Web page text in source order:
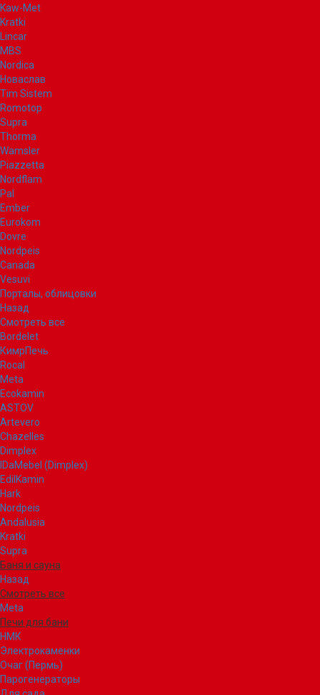
Kaw-Met
Kratki
Lincar
MBS
Nordica
Новаслав
Tim Sistem
Romotop
Supra
Thorma
Wamsler
Piazzetta
Nordflam
Pal
Ember
Eurokom
Dovre
Nordpeis
Canada
Vesuvi
Порталы, облицовки
Назад
Смотреть все
Bordelet
КимрПечь
Rocal
Meta
Ecokamin
ASTOV
Artevero
Chazelles
Dimplex
IDaMebel (Dimplex)
EdilKamin
Hark
Nordpeis
Andalusia
Kratki
Supra
Баня и сауна
Назад
Смотреть все
Meta
Печи для бани
НМК
Электрокаменки
Очаг (Пермь)
Парогенераторы